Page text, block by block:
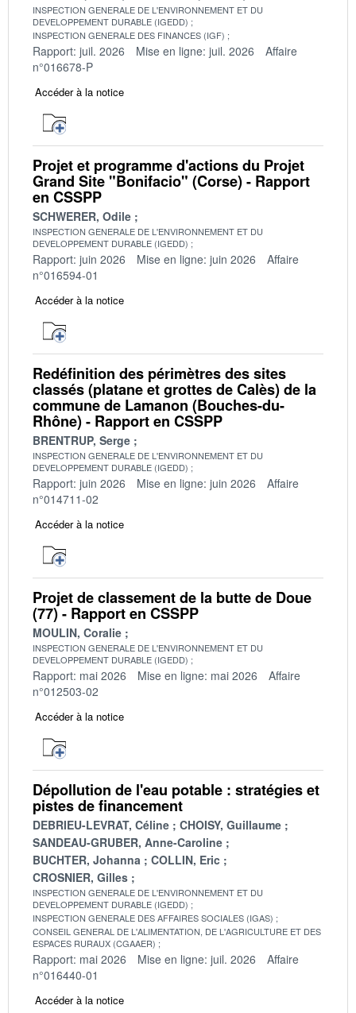
INSPECTION GENERALE DE L'ENVIRONNEMENT ET DU
DEVELOPPEMENT DURABLE (IGEDD)
INSPECTION GENERALE DES FINANCES (IGF)
Rapport: juil. 2026 Mise en ligne: juil. 2026
Affaire
n°016678-P
Accéder à la notice
Projet et programme d'actions du Projet
Grand Site "Bonifacio" (Corse) - Rapport
en CSSPP
SCHWERER, Odile
INSPECTION GENERALE DE L'ENVIRONNEMENT ET DU
DEVELOPPEMENT DURABLE (IGEDD)
Rapport: juin 2026 Mise en ligne: juin 2026
Affaire
n°016594-01
Accéder à la notice
Redéfinition des périmètres des sites
classés (platane et grottes de Calès) de la
commune de Lamanon (Bouches-du-
Rhône) - Rapport en CSSPP
BRENTRUP, Serge
INSPECTION GENERALE DE L'ENVIRONNEMENT ET DU
DEVELOPPEMENT DURABLE (IGEDD)
Rapport: juin 2026 Mise en ligne: juin 2026
Affaire
n°014711-02
Accéder à la notice
Projet de classement de la butte de Doue
(77) - Rapport en CSSPP
MOULIN, Coralie
INSPECTION GENERALE DE L'ENVIRONNEMENT ET DU
DEVELOPPEMENT DURABLE (IGEDD)
Rapport: mai 2026 Mise en ligne: mai 2026
Affaire
n°012503-02
Accéder à la notice
Dépollution de l'eau potable : stratégies et
pistes de financement
DEBRIEU-LEVRAT, Céline
CHOISY, Guillaume
SANDEAU-GRUBER, Anne-Caroline
BUCHTER, Johanna
COLLIN, Eric
CROSNIER, Gilles
INSPECTION GENERALE DE L'ENVIRONNEMENT ET DU
DEVELOPPEMENT DURABLE (IGEDD)
INSPECTION GENERALE DES AFFAIRES SOCIALES (IGAS)
CONSEIL GENERAL DE L'ALIMENTATION, DE L'AGRICULTURE ET DES
ESPACES RURAUX (CGAAER)
Rapport: mai 2026 Mise en ligne: juil. 2026
Affaire
n°016440-01
Accéder à la notice